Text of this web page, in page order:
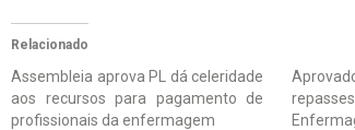
Relacionado
Assembleia aprova PL dá celeridade
aos recursos para pagamento de
profissionais da enfermagem